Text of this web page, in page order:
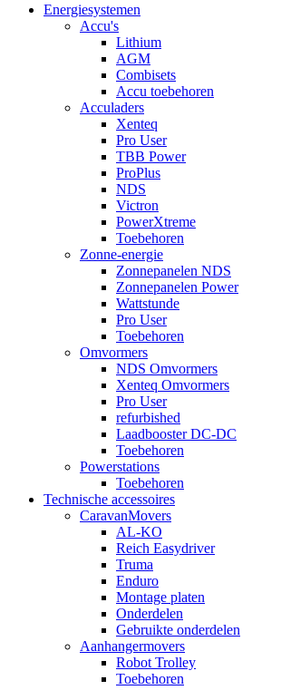
Energiesystemen
Accu's
Lithium
AGM
Combisets
Accu toebehoren
Acculaders
Xenteq
Pro User
TBB Power
ProPlus
NDS
Victron
PowerXtreme
Toebehoren
Zonne-energie
Zonnepanelen NDS
Zonnepanelen Power
Wattstunde
Pro User
Toebehoren
Omvormers
NDS Omvormers
Xenteq Omvormers
Pro User
refurbished
Laadbooster DC-DC
Toebehoren
Powerstations
Toebehoren
Technische accessoires
CaravanMovers
AL-KO
Reich Easydriver
Truma
Enduro
Montage platen
Onderdelen
Gebruikte onderdelen
Aanhangermovers
Robot Trolley
Toebehoren